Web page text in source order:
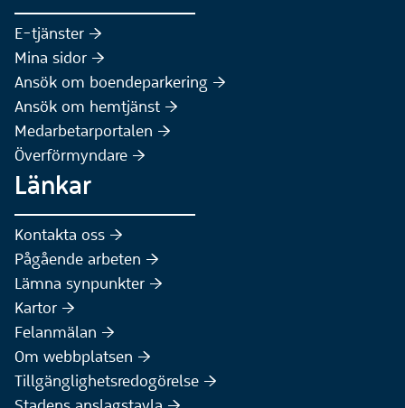
E-tjänster :höger:
Mina sidor :höger:
Ansök om boendeparkering :höger:
Ansök om hemtjänst :höger:
Medarbetarportalen :höger:
Överförmyndare :höger:
Länkar
Kontakta oss :höger:
Pågående arbeten :höger:
Lämna synpunkter :höger:
Kartor :höger:
Felanmälan :höger:
Om webbplatsen :höger:
Tillgänglighetsredogörelse :höger: